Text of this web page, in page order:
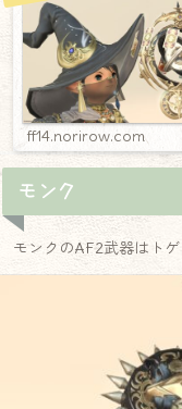
ff14.norirow.com
モンク
モンクのAF2武器はト